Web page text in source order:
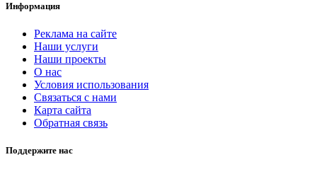
Информация
Реклама на сайте
Наши услуги
Наши проекты
О нас
Условия использования
Связаться с нами
Карта сайта
Обратная связь
Поддержите нас